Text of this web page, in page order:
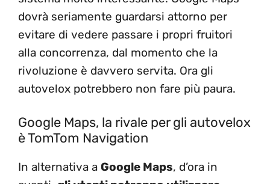
dovrà seriamente guardarsi attorno per
evitare di vedere passare i propri fruitori
alla concorrenza, dal momento che la
rivoluzione è davvero servita. Ora gli
autovelox potrebbero non fare più paura.
Google Maps, la rivale per gli autovelox
è TomTom Navigation
In alternativa a Google Maps, d’ora in